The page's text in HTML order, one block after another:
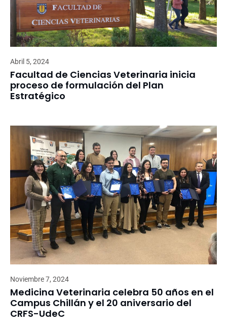
Abril 5, 2024
Facultad de Ciencias Veterinaria inicia
proceso de formulación del Plan
Estratégico
Noviembre 7, 2024
Medicina Veterinaria celebra 50 años en el
Campus Chillán y el 20 aniversario del
CRFS-UdeC